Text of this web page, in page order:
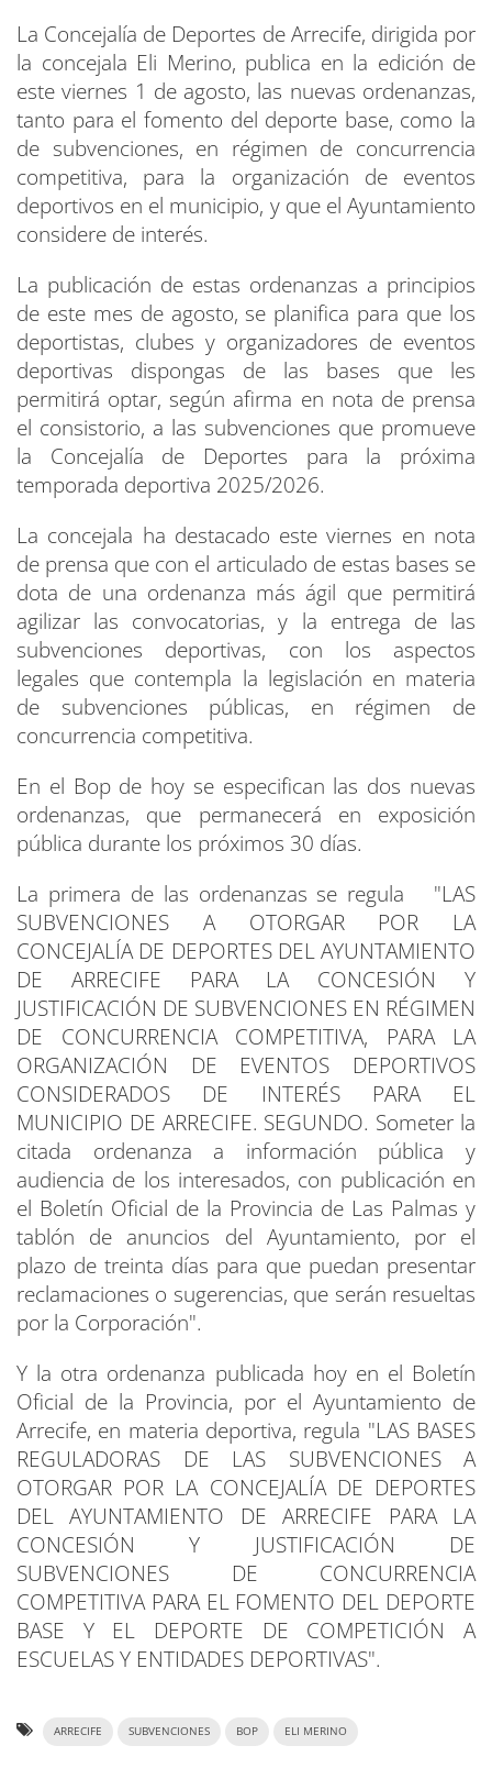
La Concejalía de Deportes de Arrecife, dirigida por
la concejala Eli Merino, publica en la edición de
este viernes 1 de agosto, las nuevas ordenanzas,
tanto para el fomento del deporte base, como la
de subvenciones, en régimen de concurrencia
competitiva, para la organización de eventos
deportivos en el municipio, y que el Ayuntamiento
considere de interés.
La publicación de estas ordenanzas a principios
de este mes de agosto, se planifica para que los
deportistas, clubes y organizadores de eventos
deportivas dispongas de las bases que les
permitirá optar, según afirma en nota de prensa
el consistorio, a las subvenciones que promueve
la Concejalía de Deportes para la próxima
temporada deportiva 2025/2026.
La concejala ha destacado este viernes en nota
de prensa que con el articulado de estas bases se
dota de una ordenanza más ágil que permitirá
agilizar las convocatorias, y la entrega de las
subvenciones deportivas, con los aspectos
legales que contempla la legislación en materia
de subvenciones públicas, en régimen de
concurrencia competitiva.
En el Bop de hoy se especifican las dos nuevas
ordenanzas, que permanecerá en exposición
pública durante los próximos 30 días.
La primera de las ordenanzas se regula "LAS
SUBVENCIONES A OTORGAR POR LA
CONCEJALÍA DE DEPORTES DEL AYUNTAMIENTO
DE ARRECIFE PARA LA CONCESIÓN Y
JUSTIFICACIÓN DE SUBVENCIONES EN RÉGIMEN
DE CONCURRENCIA COMPETITIVA, PARA LA
ORGANIZACIÓN DE EVENTOS DEPORTIVOS
CONSIDERADOS DE INTERÉS PARA EL
MUNICIPIO DE ARRECIFE. SEGUNDO. Someter la
citada ordenanza a información pública y
audiencia de los interesados, con publicación en
el Boletín Oficial de la Provincia de Las Palmas y
tablón de anuncios del Ayuntamiento, por el
plazo de treinta días para que puedan presentar
reclamaciones o sugerencias, que serán resueltas
por la Corporación".
Y la otra ordenanza publicada hoy en el Boletín
Oficial de la Provincia, por el Ayuntamiento de
Arrecife, en materia deportiva, regula "LAS BASES
REGULADORAS DE LAS SUBVENCIONES A
OTORGAR POR LA CONCEJALÍA DE DEPORTES
DEL AYUNTAMIENTO DE ARRECIFE PARA LA
CONCESIÓN Y JUSTIFICACIÓN DE
SUBVENCIONES DE CONCURRENCIA
COMPETITIVA PARA EL FOMENTO DEL DEPORTE
BASE Y EL DEPORTE DE COMPETICIÓN A
ESCUELAS Y ENTIDADES DEPORTIVAS".
ARRECIFE SUBVENCIONES BOP ELI MERINO